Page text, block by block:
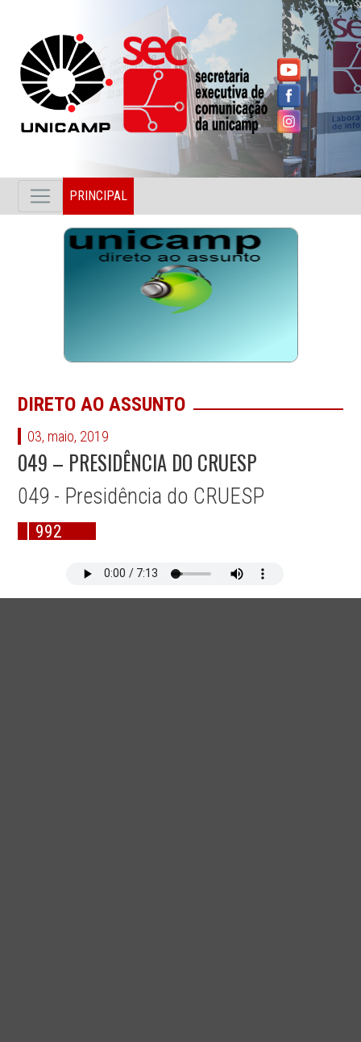
PRINCIPAL
DIRETO AO ASSUNTO
03, maio, 2019
049 – PRESIDÊNCIA DO CRUESP
049 - Presidência do CRUESP
992